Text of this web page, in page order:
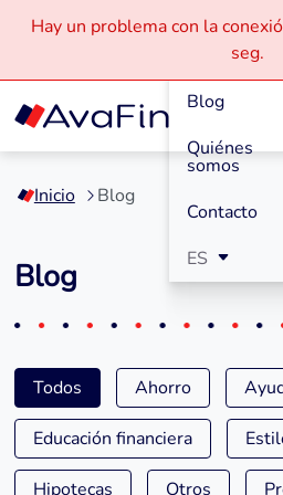
Saltar
contenido
Hay un problema con la
seg.
Cómo
Funciona
Blog
Quiénes
somos
Contacto
ES
Inicio Blog
Blog
Todos Ahorro
Educación financiera
Hipotecas Otros